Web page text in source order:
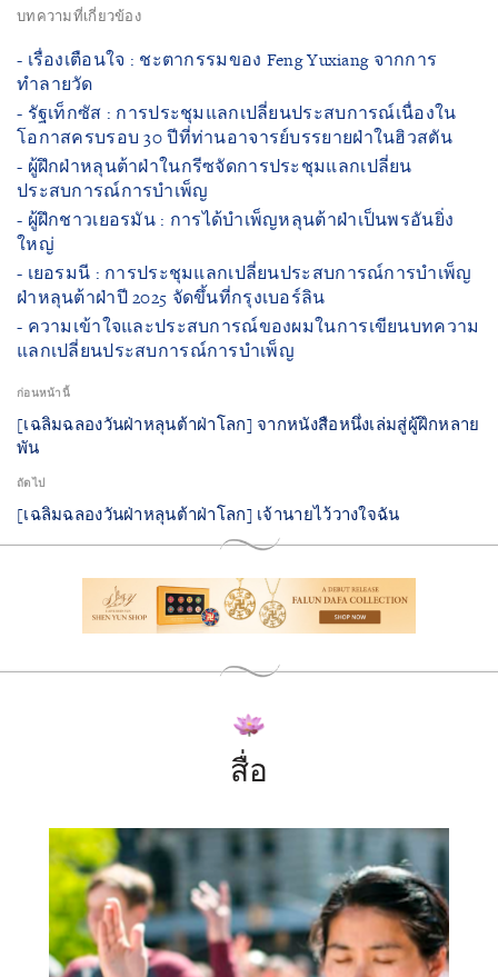
บทความที่เกี่ยวข้อง
- เรื่องเตือนใจ : ชะตากรรมของ Feng Yuxiang จากการ
ทำลายวัด
- รัฐเท็กซัส : การประชุมแลกเปลี่ยนประสบการณ์เนื่องใน
โอกาสครบรอบ 30 ปีที่ท่านอาจารย์บรรยายฝ่าในฮิวสตัน
- ผู้ฝึกฝ่าหลุนต้าฝ่าในกรีซจัดการประชุมแลกเปลี่ยน
ประสบการณ์การบำเพ็ญ
- ผู้ฝึกชาวเยอรมัน : การได้บำเพ็ญหลุนต้าฝ่าเป็นพรอันยิ่ง
ใหญ่
- เยอรมนี : การประชุมแลกเปลี่ยนประสบการณ์การบำเพ็ญ
ฝ่าหลุนต้าฝ่าปี 2025 จัดขึ้นที่กรุงเบอร์ลิน
- ความเข้าใจและประสบการณ์ของผมในการเขียนบทความ
แลกเปลี่ยนประสบการณ์การบำเพ็ญ
ก่อนหน้านี้
[เฉลิมฉลองวันฝ่าหลุนต้าฝ่าโลก] จากหนังสือหนึ่งเล่มสู่ผู้ฝึกหลาย
พัน
ถัดไป
[เฉลิมฉลองวันฝ่าหลุนต้าฝ่าโลก] เจ้านายไว้วางใจฉัน
สื่อ